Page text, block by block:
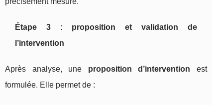
Étape 3 : proposition et validation de
l’intervention
Après analyse, une proposition d’intervention est
formulée. Elle permet de :